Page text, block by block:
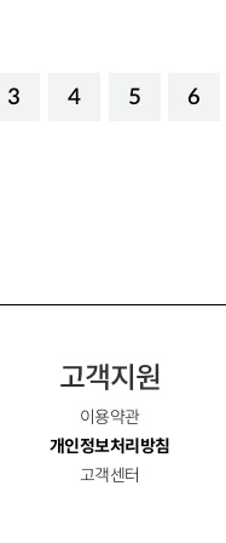
3 4 5 6
고객지원
이용약관
개인정보처리방침
고객센터